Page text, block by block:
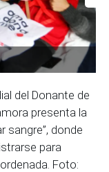
del Donante de
presenta la
sangre”, donde
para
Foto: